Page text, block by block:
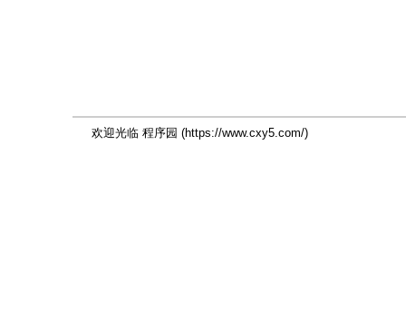
欢迎光临 程序园 (https://www.cxy5.com/)